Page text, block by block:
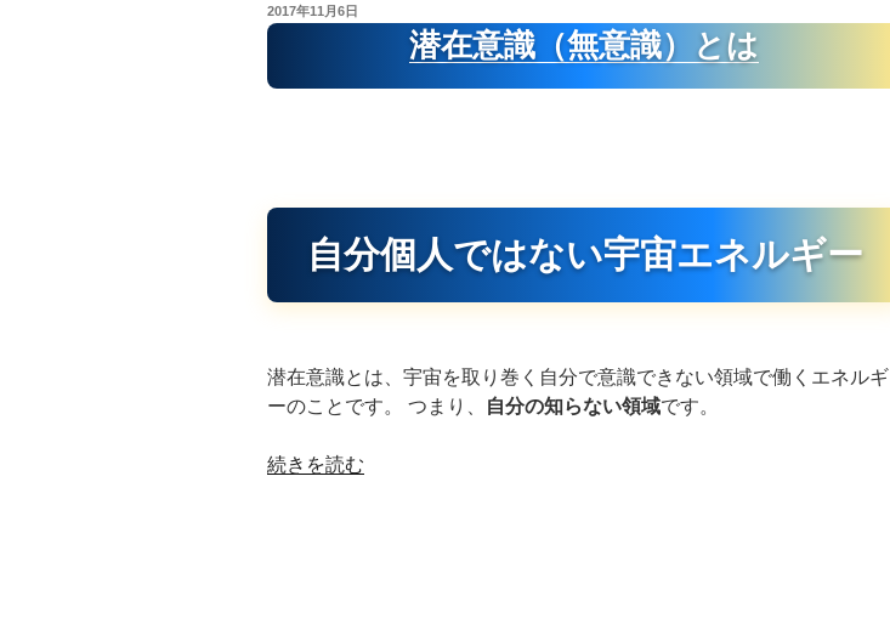
は”
投
稿
2017年11月6日
潜在意識（無意識）とは
自分個人ではない宇宙エネルギー
潜在意識とは、宇宙を取り巻く自分で意識できない領域で働くエネルギ
ーのことです。 つまり、
自分の知らない領域です。
“潜
続きを読む